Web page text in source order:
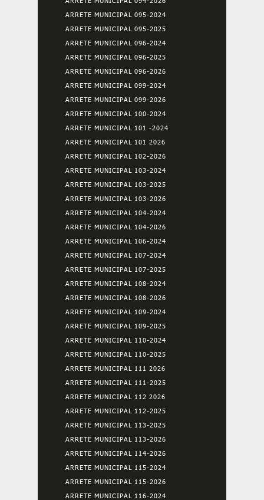
ARRETE MUNICIPAL 095-2024
ARRETE MUNICIPAL 095-2025
ARRETE MUNICIPAL 096-2024
ARRETE MUNICIPAL 096-2025
ARRETE MUNICIPAL 096-2026
ARRETE MUNICIPAL 099-2024
ARRETE MUNICIPAL 099-2026
ARRETE MUNICIPAL 100-2024
ARRETE MUNICIPAL 101 -2024
ARRETE MUNICIPAL 101 2026
ARRETE MUNICIPAL 102-2026
ARRETE MUNICIPAL 103-2024
ARRETE MUNICIPAL 103-2025
ARRETE MUNICIPAL 103-2026
ARRETE MUNICIPAL 104-2024
ARRETE MUNICIPAL 104-2026
ARRETE MUNICIPAL 106-2024
ARRETE MUNICIPAL 107-2024
ARRETE MUNICIPAL 107-2025
ARRETE MUNICIPAL 108-2024
ARRETE MUNICIPAL 108-2026
ARRETE MUNICIPAL 109-2024
ARRETE MUNICIPAL 109-2025
ARRETE MUNICIPAL 110-2024
ARRETE MUNICIPAL 110-2025
ARRETE MUNICIPAL 111 2026
ARRETE MUNICIPAL 111-2025
ARRETE MUNICIPAL 112 2026
ARRETE MUNICIPAL 112-2025
ARRETE MUNICIPAL 113-2025
ARRETE MUNICIPAL 113-2026
ARRETE MUNICIPAL 114-2026
ARRETE MUNICIPAL 115-2024
ARRETE MUNICIPAL 115-2026
ARRETE MUNICIPAL 116-2024